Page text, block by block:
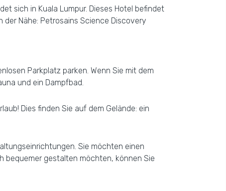
sich in Kuala Lumpur. Dieses Hotel befindet
der Nähe: Petrosains Science Discovery
Parkplatz parken. Wenn Sie mit dem
und ein Dampfbad.
Dies finden Sie auf dem Gelände: ein
Sie möchten einen
bequemer gestalten möchten, können Sie